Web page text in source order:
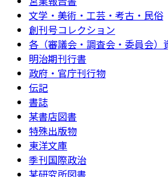
文学・美術・工芸・考古・民俗
創刊号コレクション
各（審議会・調査会・委員会）
明治期刊行書
政府・官庁刊行物
伝記
書誌
某書店図書
特殊出版物
東洋文庫
季刊国際政治